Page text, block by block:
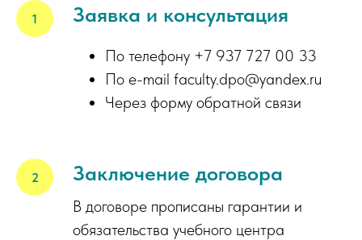
Заявка и консультация
По телефону +7 937 727 00 33
По e-mail faculty.dpo@yandex.ru
Через форму обратной связи
Заключение договора
В договоре прописаны гарантии и
обязательства учебного центра